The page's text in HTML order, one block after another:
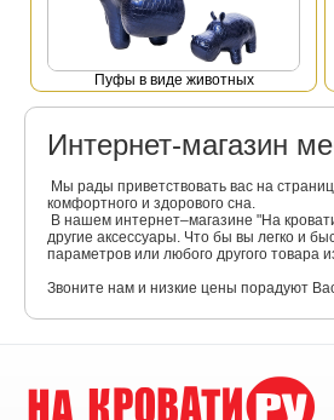
Пуфы в виде животных
Интернет-магазин
Мы рады приветствовать вас на
комфортного и здорового сна.
В нашем интернет–магазине "На
другие аксессуары. Что бы вы легко и
параметров или любого другого товара
Звоните нам и низкие цены порадуют